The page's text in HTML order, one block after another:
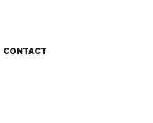
CONTACT